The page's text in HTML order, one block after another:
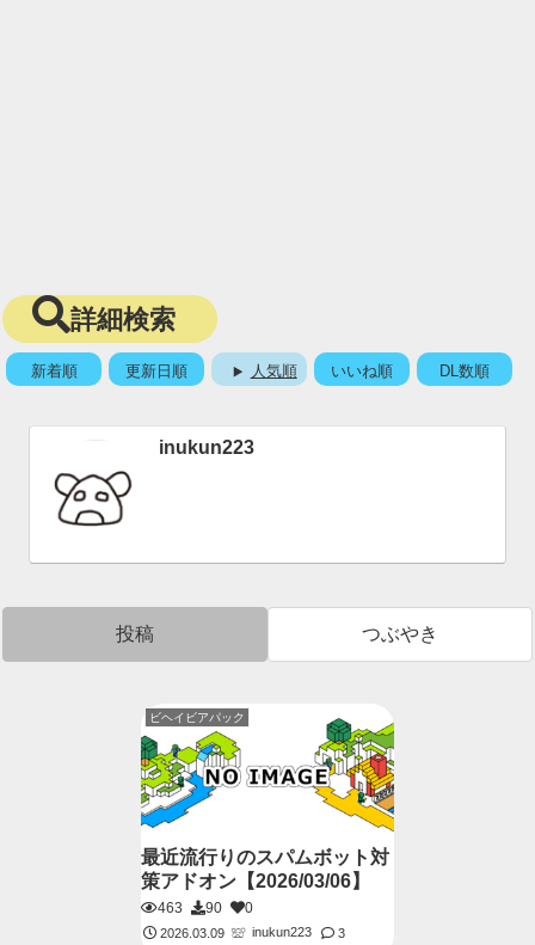
詳細検索
新着順 更新日順 人気順 いいね順 DL数順
inukun223
投稿 つぶやき
ビヘイビアパック
最近流行りのスパムボット対
策アドオン【2026/03/06】
463 90 0
2026.03.09 inukun223 3